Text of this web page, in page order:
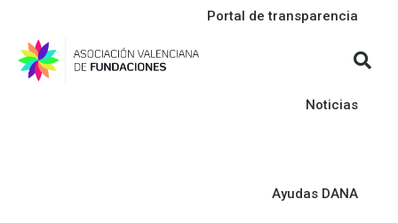
Portal de transparencia
Noticias
Ayudas DANA